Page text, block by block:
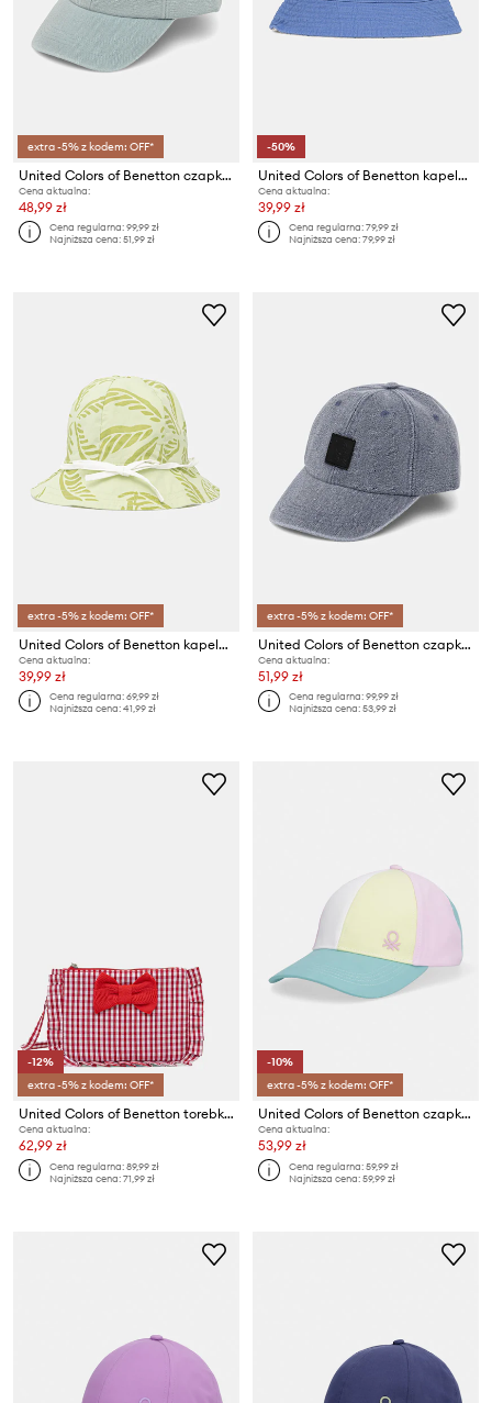
extra -5% z kodem: OFF*
United Colors of Benetton czapka z daszkiem
Cena aktualna:
48,99 zł
Cena regularna:99,99 zł
Najniższa cena:51,99 zł
-50%
United Colors of Benetton kapelusz dwustronny bawełniany dziecięcy
Cena aktualna:
39,99 zł
Cena regularna:79,99 zł
Najniższa cena:79,99 zł
extra -5% z kodem: OFF*
United Colors of Benetton kapelusz dwustronny bawełniany dziecięcy
Cena aktualna:
39,99 zł
Cena regularna:69,99 zł
Najniższa cena:41,99 zł
extra -5% z kodem: OFF*
United Colors of Benetton czapka z daszkiem
Cena aktualna:
51,99 zł
Cena regularna:99,99 zł
Najniższa cena:53,99 zł
-12%
extra -5% z kodem: OFF*
United Colors of Benetton torebka crossbody dziecięca bawełniana
Cena aktualna:
62,99 zł
Cena regularna:89,99 zł
Najniższa cena:71,99 zł
-10%
extra -5% z kodem: OFF*
United Colors of Benetton czapka z daszkiem dziecięca bawełniana
Cena aktualna:
53,99 zł
Cena regularna:59,99 zł
Najniższa cena:59,99 zł